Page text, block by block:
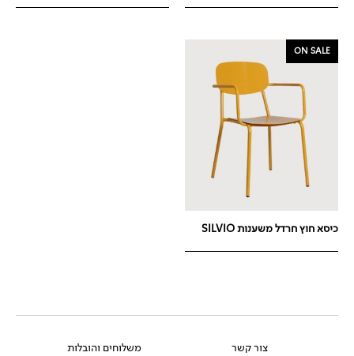
ON SALE
כיסא חוץ חרדל משענות SILVIO
צור קשר
משלוחים והובלות